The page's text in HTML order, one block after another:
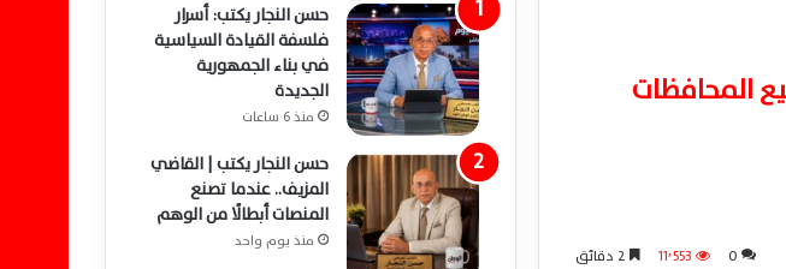
0 11٬553
حسن النجار يكتب: أسرار
فلسفة القيادة السياسية
في بناء الجمهورية
الجديدة
منذ 6 ساعات
حسن النجار يكتب | القاضي
المزيف.. عندما تصنع
المنصات أبطالًا من الوهم
منذ يوم واحد